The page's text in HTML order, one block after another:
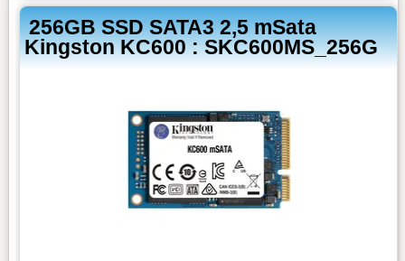
256GB SSD SATA3 2,5 mSata
Kingston KC600 : SKC600MS_256G